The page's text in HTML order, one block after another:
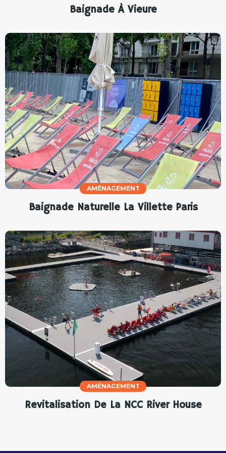
Baignade À Vieure
AMÉNAGEMENT
Baignade Naturelle La Villette Paris
AMÉNAGEMENT
Revitalisation De La NCC River House